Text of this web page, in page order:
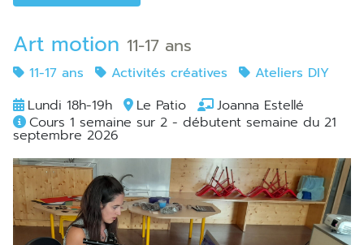
Art motion 11-17 ans
11-17 ans Activités créatives
Ateliers DIY
Lundi 18h-19h
Le Patio
Joanna Estellé
Cours 1 semaine sur 2 - débutent semaine du 21
septembre 2026